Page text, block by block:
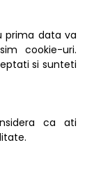
prima data va
cookie-uri.
si sunteti
ca ati